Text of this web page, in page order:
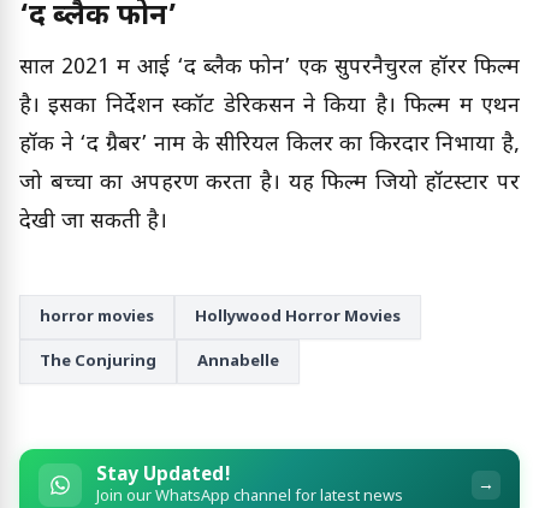
‘द ब्लैक फोन’
साल 2021 में आई ‘द ब्लैक फोन’ एक सुपरनैचुरल हॉरर फिल्म
है। इसका निर्देशन स्कॉट डेरिकसन ने किया है। फिल्म में एथन
हॉक ने ‘द ग्रैबर’ नाम के सीरियल किलर का किरदार निभाया है,
जो बच्चों का अपहरण करता है। यह फिल्म जियो हॉटस्टार पर
देखी जा सकती है।
horror movies Hollywood Horror Movies
The Conjuring Annabelle
Stay Updated!
Join our WhatsApp channel for latest news →